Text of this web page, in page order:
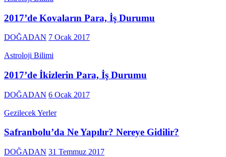
2017’de Kovaların Para, İş Durumu
DOĞADAN 7 Ocak 2017
Astroloji Bilimi
2017’de İkizlerin Para, İş Durumu
DOĞADAN 6 Ocak 2017
Gezilecek Yerler
Safranbolu’da Ne Yapılır? Nereye Gidilir?
DOĞADAN 31 Temmuz 2017